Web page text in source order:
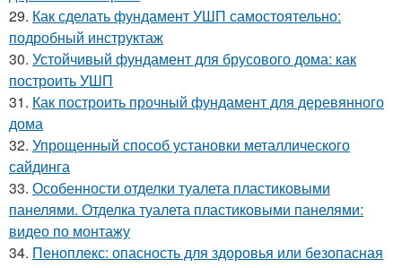
29. Как сделать фундамент УШП самостоятельно:
подробный инструктаж
30. Устойчивый фундамент для брусового дома: как
построить УШП
31. Как построить прочный фундамент для деревянного
дома
32. Упрощенный способ установки металлического
сайдинга
33. Особенности отделки туалета пластиковыми
панелями. Отделка туалета пластиковыми панелями:
видео по монтажу
34. Пеноплекс: опасность для здоровья или безопасная